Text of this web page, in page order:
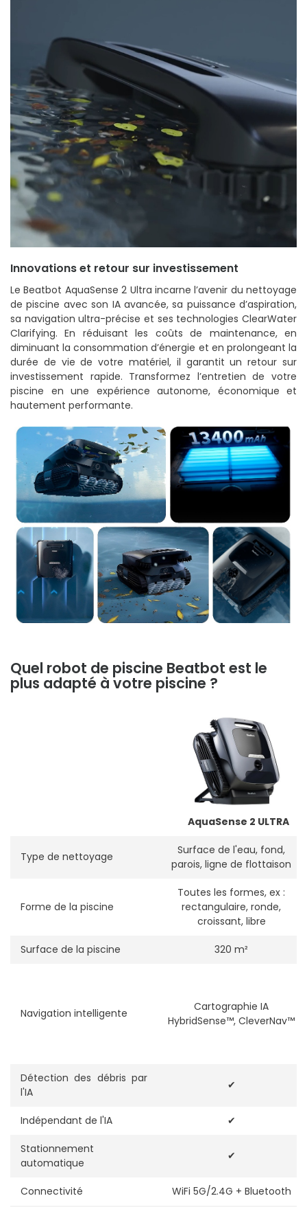
Innovations et retour sur investissement
Le Beatbot AquaSense 2 Ultra incarne l’avenir du nettoyage
de piscine avec son IA avancée, sa puissance d’aspiration,
sa navigation ultra-précise et ses technologies ClearWater
Clarifying. En réduisant les coûts de maintenance, en
diminuant la consommation d’énergie et en prolongeant la
durée de vie de votre matériel, il garantit un retour sur
investissement rapide. Transformez l’entretien de votre
piscine en une expérience autonome, économique et
hautement performante.
Quel robot de piscine Beatbot est le
plus adapté à votre piscine ?
AquaSense 2 ULTRA
Type de nettoyage
Surface de l'eau, fond,
parois, ligne de flottaison
Forme de la piscine
Toutes les formes, ex :
rectangulaire, ronde,
croissant, libre
Surface de la piscine 320 m²
Navigation intelligente
Cartographie IA
HybridSense™, CleverNav™
Détection des débris par
l'IA
✔
Indépendant de l'IA ✔
Stationnement
automatique
✔
Connectivité WiFi 5G/2.4G + Bluetooth